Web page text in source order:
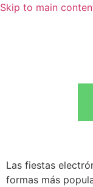
Skip to main
Las fiestas
formas más